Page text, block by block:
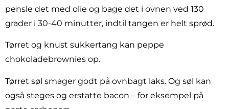
pensle det med olie og bage det i ovnen ved 130
grader i 30-40 minutter, indtil tangen er helt sprød.
Tørret og knust sukkertang kan peppe
chokoladebrownies op.
Tørret søl smager godt på ovnbagt laks. Og søl kan
også steges og erstatte bacon – for eksempel på